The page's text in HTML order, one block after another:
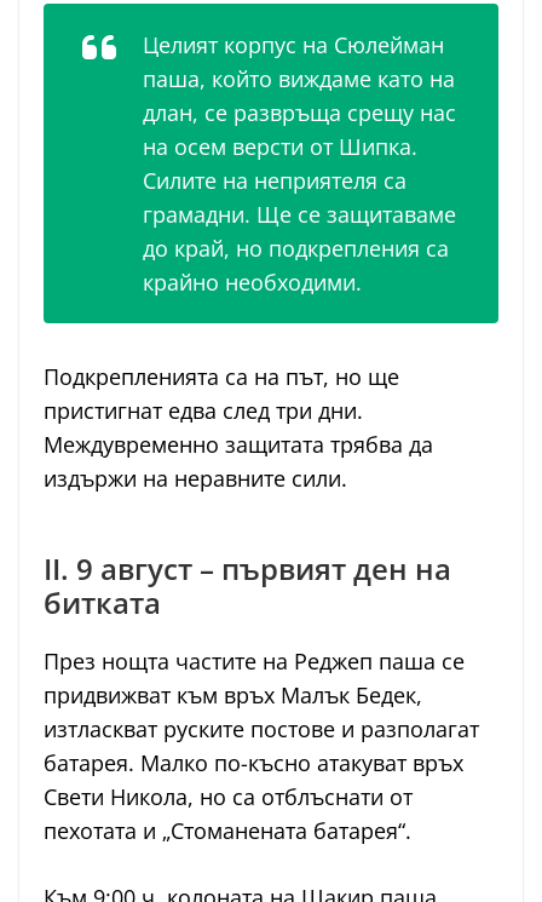
Целият корпус на Сюлейман
паша, който виждаме като на
длан, се развръща срещу нас
на осем версти от Шипка.
Силите на неприятеля са
грамадни. Ще се защитаваме
до край, но подкрепления са
крайно необходими.
Подкрепленията са на път, но ще
пристигнат едва след три дни.
Междувременно защитата трябва да
издържи на неравните сили.
II. 9 август – първият ден на
битката
През нощта частите на Реджеп паша се
придвижват към връх Малък Бедек,
изтласкват руските постове и разполагат
батарея. Малко по-късно атакуват връх
Свети Никола, но са отблъснати от
пехотата и „Стоманената батарея“.